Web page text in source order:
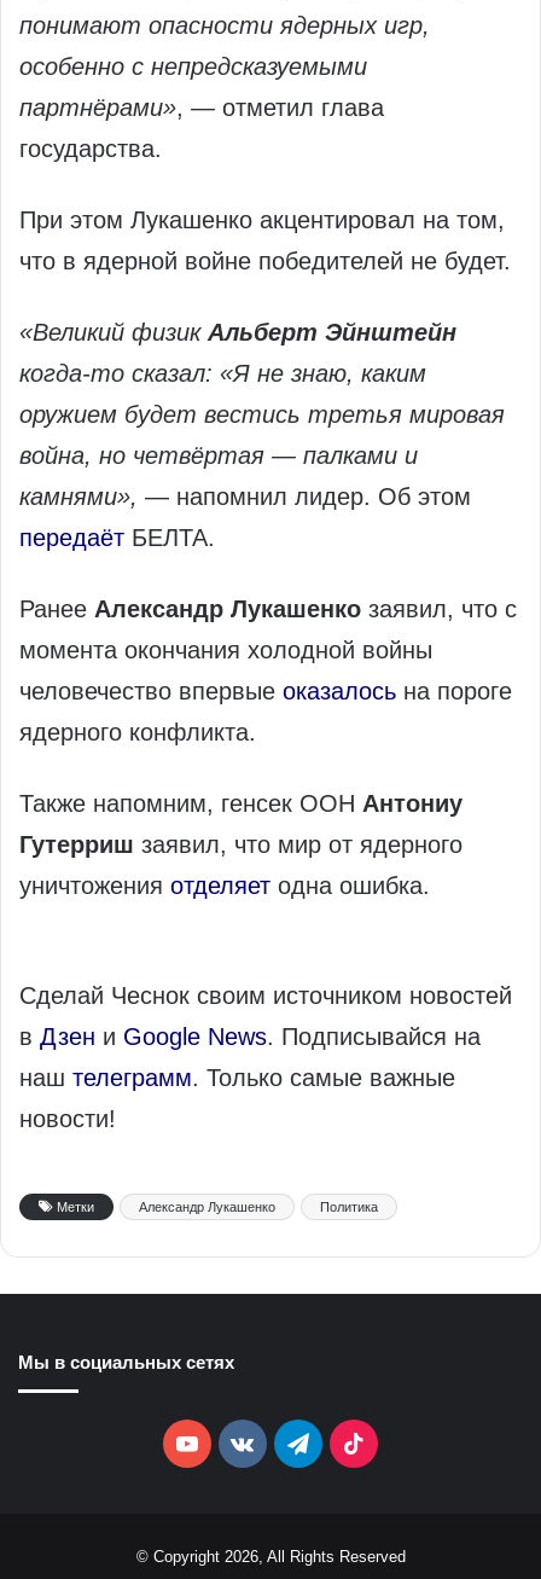
понимают опасности ядерных игр,
особенно с непредсказуемыми
партнёрами», — отметил глава
государства.
При этом Лукашенко акцентировал на том,
что в ядерной войне победителей не будет.
«Великий физик Альберт Эйнштейн
когда-то сказал: «Я не знаю, каким
оружием будет вестись третья мировая
война, но четвёртая — палками и
камнями», — напомнил лидер. Об этом
передаёт БЕЛТА.
Ранее Александр Лукашенко заявил, что с
момента окончания холодной войны
человечество впервые оказалось на пороге
ядерного конфликта.
Также напомним, генсек ООН Антониу
Гутерриш заявил, что мир от ядерного
уничтожения отделяет одна ошибка.
Сделай Чеснок своим источником новостей
в Дзен и Google News. Подписывайся на
наш телеграмм. Только самые важные
новости!
Метки Александр Лукашенко Политика
Мы в социальных сетях
YouTubevk.comTelegramTikTok
© Copyright 2026, All Rights Reserved